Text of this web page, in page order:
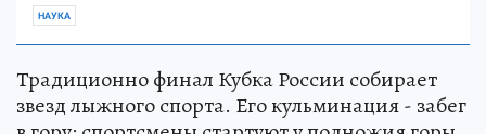
НАУКА
Традиционно финал Кубка России собирает
звезд лыжного спорта. Его кульминация - забег